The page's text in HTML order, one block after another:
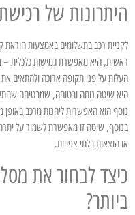
היתרונות של
לקניית רכב בתשלומים באמצעות הוראת
ראשית, היא מאפשרת גמישות כלכלית –
העלות על פני תקופה ארוכה ולהתאים
היא שיטה נוחה ובטוחה, שמבטיחה
נוסף הוא האפשרות ליהנות מרכב באופן
בנוסף, שיטה זו מאפשרת לשמור על
או הוצאות בלתי צפויות.
כיצד לבחור את
ביותר?